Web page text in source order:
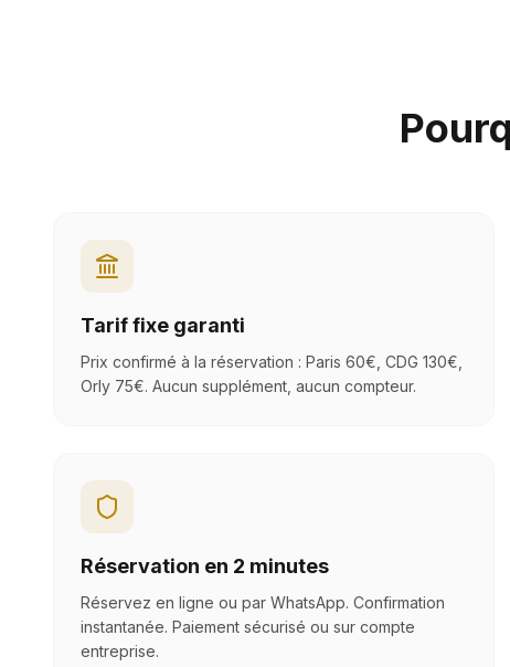
Tarif fixe garanti
Prix confirmé à la réservation : Paris 60€, CDG 130€,
Orly 75€. Aucun supplément, aucun compteur.
Réservation en 2 minutes
Réservez en ligne ou par WhatsApp. Confirmation
instantanée. Paiement sécurisé ou sur compte
entreprise.